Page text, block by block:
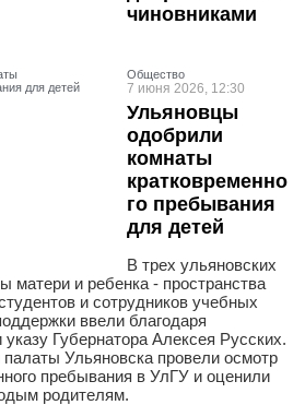
чиновниками
Общество
7 июня 2026, 12:30
Ульяновцы
одобрили
комнаты
кратковременно
го пребывания
для детей
В трех ульяновских
матери и ребенка - пространства
и сотрудников учебных
ввели благодаря
Губернатора Алексея Русских.
Ульяновска провели осмотр
пребывания в УлГУ и оценили
родителям.